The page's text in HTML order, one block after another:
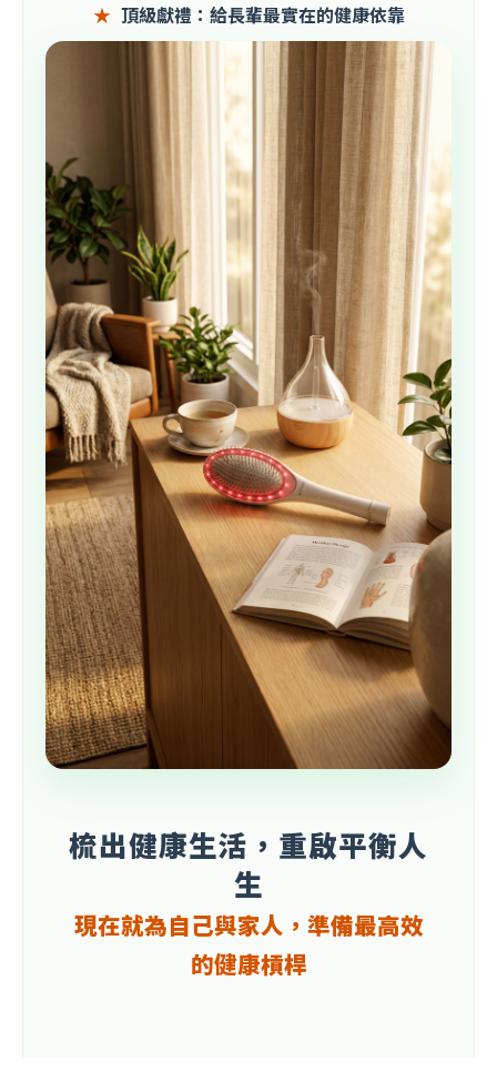
頂級獻禮：給長輩最實在的健康依靠
梳出健康生活，重啟平衡人
生
現在就為自己與家人，準備最高效
的健康槓桿